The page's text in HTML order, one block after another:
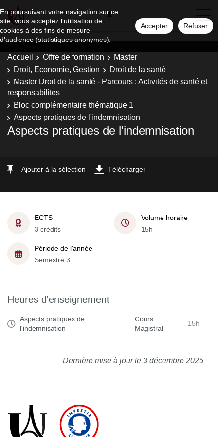
En poursuivant votre navigation sur ce
site, vous acceptez l'utilisation de
cookies à des fins de mesure
d'audience (statistiques anonymes).
Accepter Refuser
Accueil Offre de formation
Master
Droit, Economie, Gestion
Droit de la santé
Master Droit de la santé - Parcours : Activités de santé et
responsabilités
Bloc complémentaire thématique 1
Aspects pratiques de l'indemnisation
Aspects pratiques de l'indemnisation
Ajouter à la sélection Télécharger
ECTS
3 crédits
Volume horaire
15h
Période de l'année
Semestre 3
Heures d'enseignement
Aspects pratiques de
l'indemnisation
Cours
Magistral
15h
Dernière mise à jour le 3 décembre 2025